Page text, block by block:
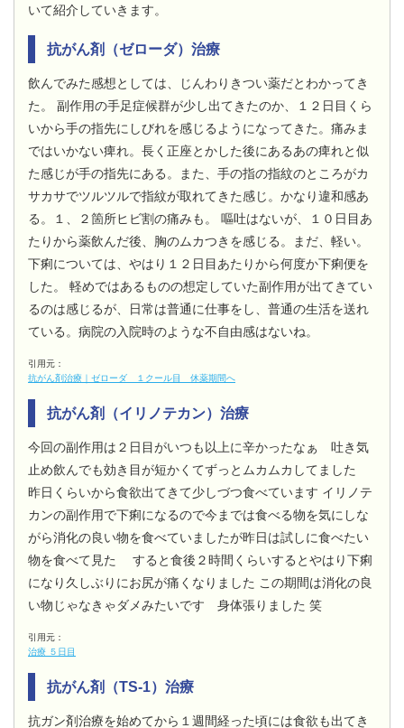
いて紹介していきます。
抗がん剤（ゼローダ）治療
飲んでみた感想としては、じんわりきつい薬だとわかってき
た。 副作用の手足症候群が少し出てきたのか、１２日目くら
いから手の指先にしびれを感じるようになってきた。痛みま
ではいかない痺れ。長く正座とかした後にあるあの痺れと似
た感じが手の指先にある。また、手の指の指紋のところがカ
サカサでツルツルで指紋が取れてきた感じ。かなり違和感あ
る。１、２箇所ヒビ割の痛みも。 嘔吐はないが、１０日目あ
たりから薬飲んだ後、胸のムカつきを感じる。まだ、軽い。
下痢については、やはり１２日目あたりから何度か下痢便を
した。 軽めではあるものの想定していた副作用が出てきてい
るのは感じるが、日常は普通に仕事をし、普通の生活を送れ
ている。病院の入院時のような不自由感はないね。
引用元：
抗がん剤治療｜ゼローダ １クール目 休薬期間へ
抗がん剤（イリノテカン）治療
今回の副作用は２日目がいつも以上に辛かったなぁ 吐き気
止め飲んでも効き目が短かくてずっとムカムカしてました
昨日くらいから食欲出てきて少しづつ食べています イリノテ
カンの副作用で下痢になるので今までは食べる物を気にしな
がら消化の良い物を食べていましたが昨日は試しに食べたい
物を食べて見た すると食後２時間くらいするとやはり下痢
になり久しぶりにお尻が痛くなりました この期間は消化の良
い物じゃなきゃダメみたいです 身体張りました 笑
引用元：
治療 ５日目
抗がん剤（TS-1）治療
抗ガン剤治療を始めてから１週間経った頃には食欲も出てき